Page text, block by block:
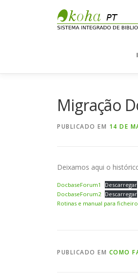
Migração
PUBLICADO EM 14 DE
Deixamos aqui o
DocbaseForum1
Descarregar
DocbaseForum2 Descarregar
Rotinas e manual para
PUBLICADO EM COMO